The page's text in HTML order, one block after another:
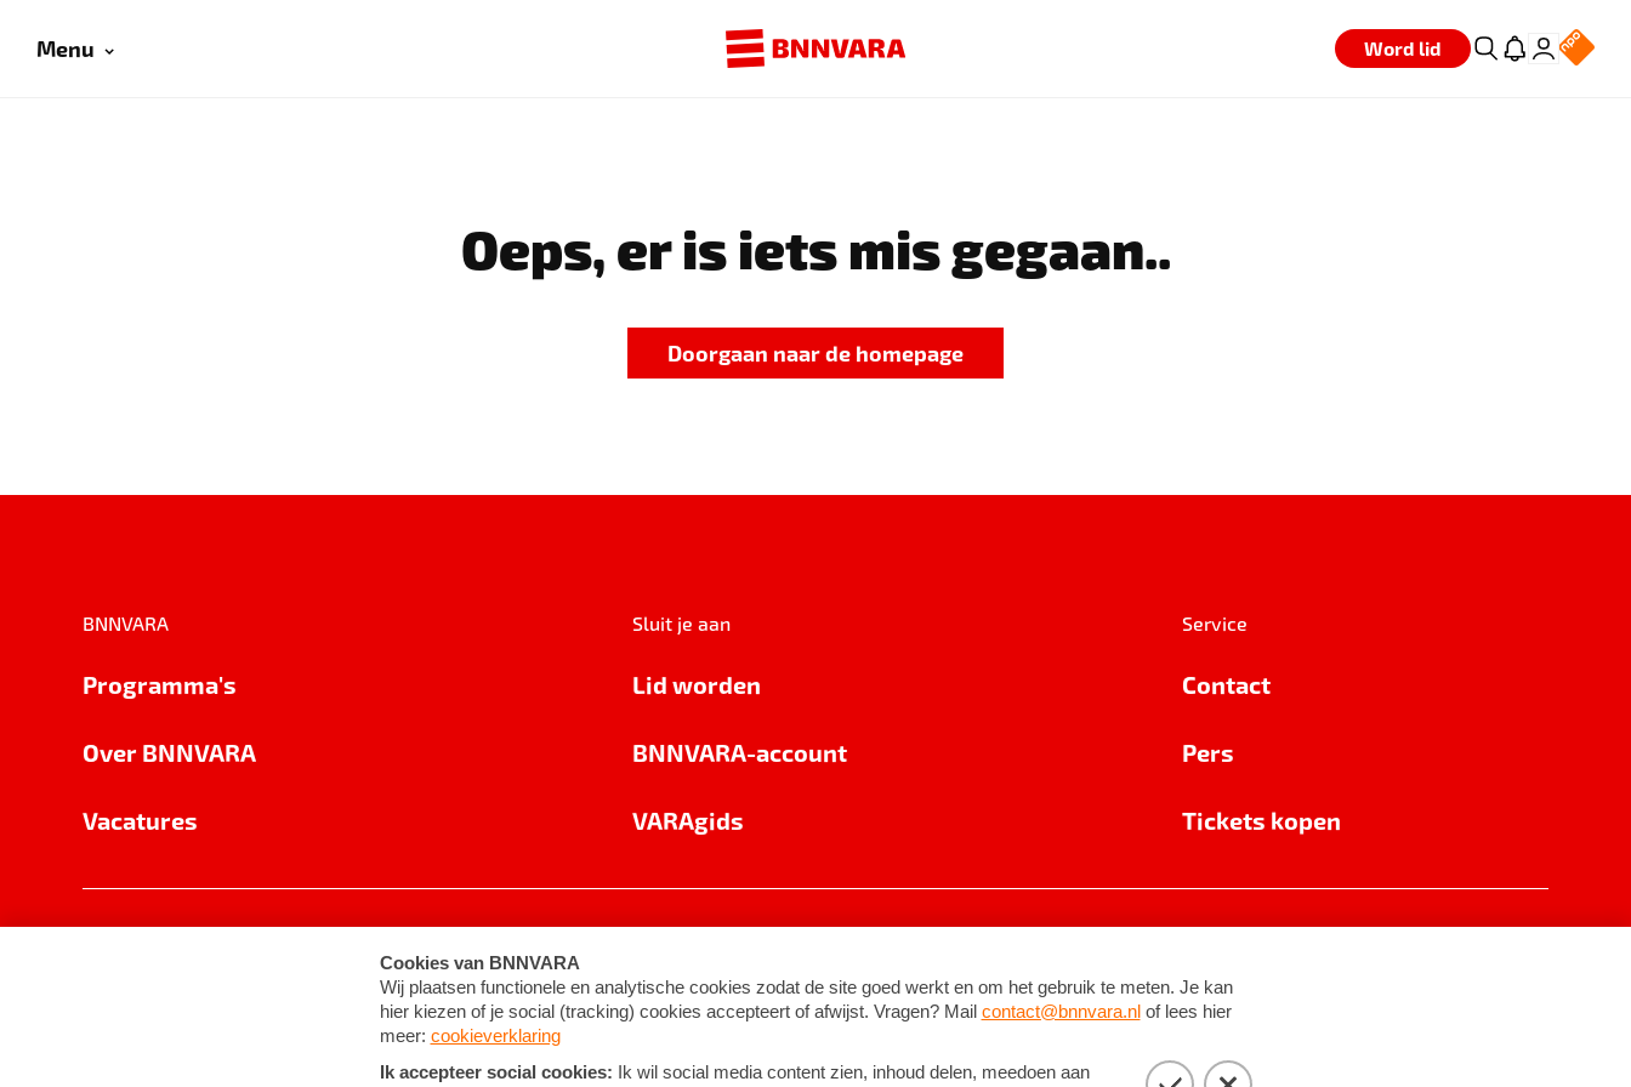
Menu Word lid
Oeps, er is iets mis gegaan..
Doorgaan naar de homepage
BNNVARA
Programma's
Over BNNVARA
Vacatures
Sluit je aan
Lid worden
BNNVARA-account
VARAgids
Service
Contact
Pers
Tickets kopen
Cookie-instellingen Algemene voorwaarden ©2026BNNVARA